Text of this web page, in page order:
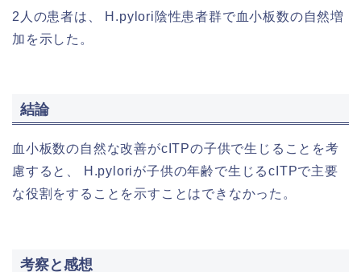
2人の患者は、 H.pylori陰性患者群で血小板数の自然増
加を示した。
結論
血小板数の自然な改善がcITPの子供で生じることを考
慮すると、 H.pyloriが子供の年齢で生じるcITPで主要
な役割をすることを示すことはできなかった。
考察と感想